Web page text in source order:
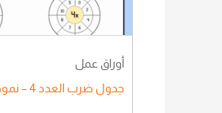
أوراق عمل
جدول ضرب العدد 4 – نموذج العجلة